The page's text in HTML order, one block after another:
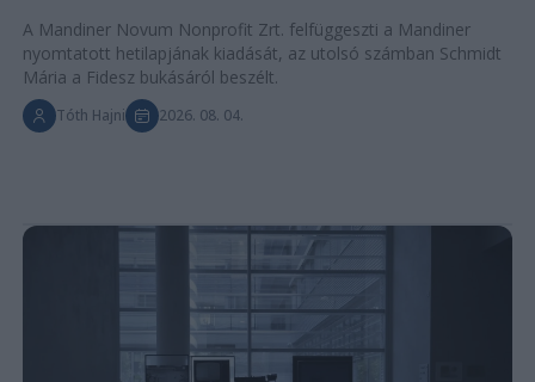
A Mandiner Novum Nonprofit Zrt. felfüggeszti a Mandiner
nyomtatott hetilapjának kiadását, az utolsó számban Schmidt
Mária a Fidesz bukásáról beszélt.
Tóth Hajni 2026. 08. 04.